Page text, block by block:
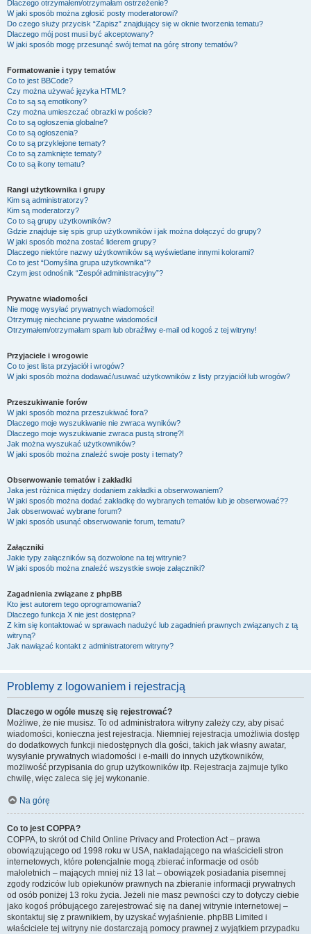
Dlaczego otrzymałem/otrzymałam ostrzeżenie?
W jaki sposób można zgłosić posty moderatorowi?
Do czego służy przycisk “Zapisz” znajdujący się w oknie tworzenia tematu?
Dlaczego mój post musi być akceptowany?
W jaki sposób mogę przesunąć swój temat na górę strony tematów?
Formatowanie i typy tematów
Co to jest BBCode?
Czy można używać języka HTML?
Co to są są emotikony?
Czy można umieszczać obrazki w poście?
Co to są ogłoszenia globalne?
Co to są ogłoszenia?
Co to są przyklejone tematy?
Co to są zamknięte tematy?
Co to są ikony tematu?
Rangi użytkownika i grupy
Kim są administratorzy?
Kim są moderatorzy?
Co to są grupy użytkowników?
Gdzie znajduje się spis grup użytkowników i jak można dołączyć do grupy?
W jaki sposób można zostać liderem grupy?
Dlaczego niektóre nazwy użytkowników są wyświetlane innymi kolorami?
Co to jest “Domyślna grupa użytkownika”?
Czym jest odnośnik “Zespół administracyjny”?
Prywatne wiadomości
Nie mogę wysyłać prywatnych wiadomości!
Otrzymuję niechciane prywatne wiadomości!
Otrzymałem/otrzymałam spam lub obraźliwy e-mail od kogoś z tej witryny!
Przyjaciele i wrogowie
Co to jest lista przyjaciół i wrogów?
W jaki sposób można dodawać/usuwać użytkowników z listy przyjaciół lub wrogów?
Przeszukiwanie forów
W jaki sposób można przeszukiwać fora?
Dlaczego moje wyszukiwanie nie zwraca wyników?
Dlaczego moje wyszukiwanie zwraca pustą stronę?!
Jak można wyszukać użytkowników?
W jaki sposób można znaleźć swoje posty i tematy?
Obserwowanie tematów i zakładki
Jaka jest różnica między dodaniem zakładki a obserwowaniem?
W jaki sposób można dodać zakładkę do wybranych tematów lub je obserwować??
Jak obserwować wybrane forum?
W jaki sposób usunąć obserwowanie forum, tematu?
Załączniki
Jakie typy załączników są dozwolone na tej witrynie?
W jaki sposób można znaleźć wszystkie swoje załączniki?
Zagadnienia związane z phpBB
Kto jest autorem tego oprogramowania?
Dlaczego funkcja X nie jest dostępna?
Z kim się kontaktować w sprawach nadużyć lub zagadnień prawnych związanych z tą
witryną?
Jak nawiązać kontakt z administratorem witryny?
Problemy z logowaniem i rejestracją
Dlaczego w ogóle muszę się rejestrować?
Możliwe, że nie musisz. To od administratora witryny zależy czy, aby pisać
wiadomości, konieczna jest rejestracja. Niemniej rejestracja umożliwia dostęp
do dodatkowych funkcji niedostępnych dla gości, takich jak własny awatar,
wysyłanie prywatnych wiadomości i e-maili do innych użytkowników,
możliwość przypisania do grup użytkowników itp. Rejestracja zajmuje tylko
chwilę, więc zaleca się jej wykonanie.
Na górę
Co to jest COPPA?
COPPA, to skrót od Child Online Privacy and Protection Act – prawa
obowiązującego od 1998 roku w USA, nakładającego na właścicieli stron
internetowych, które potencjalnie mogą zbierać informacje od osób
małoletnich – mających mniej niż 13 lat – obowiązek posiadania pisemnej
zgody rodziców lub opiekunów prawnych na zbieranie informacji prywatnych
od osób poniżej 13 roku życia. Jeżeli nie masz pewności czy to dotyczy ciebie
jako kogoś próbującego zarejestrować się na danej witrynie internetowej –
skontaktuj się z prawnikiem, by uzyskać wyjaśnienie. phpBB Limited i
właściciele tej witryny nie dostarczają pomocy prawnej z wyjątkiem przypadku